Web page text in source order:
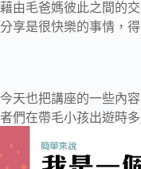
藉由毛爸媽彼此之間的
分享是很快樂的事情，
今天也把講座的一些內
者們在帶毛小孩出遊時